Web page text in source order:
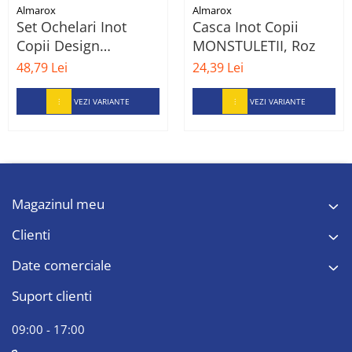
Almarox
Set Ochelari Inot
Copii Design
Flamingo si Casca
Inot Copii
MONSTULETII, Roz
48,79 Lei
VEZI VARIANTE
Almarox
Casca Inot Copii
MONSTULETII, Roz
24,39 Lei
VEZI VARIANTE
Magazinul meu
Clienti
Date comerciale
Suport clienti
09:00 - 17:00